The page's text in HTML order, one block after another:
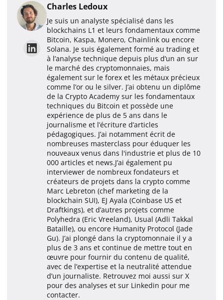
Charles Ledoux
Je suis un analyste spécialisé dans les
blockchains L1 et leurs fondamentaux comme
Bitcoin, Kaspa, Monero, Chainlink ou encore
Solana. Je suis également formé au trading et
à l’analyse technique depuis plus d’un an sur
le marché des cryptomonnaies, mais
également sur le forex et les métaux précieux
comme l’or ou le silver. J’ai obtenu un diplôme
de la Crypto Academy sur les fondamentaux
techniques du Bitcoin et possède une
expérience de plus de 5 ans dans le
journalisme et l’écriture d’articles
pédagogiques. J’ai notamment écrit de
nombreuses masterclass pour éduquer les
nouveaux venus dans l'industrie et plus de 10
000 articles et news.J’ai également pu
interviewer de nombreux fondateurs et
créateurs de projets dans la crypto comme
Marc Lebreton (chef marketing de la
blockchain SUI), EJ Ayala (Coinbase US et
Draftkings), et d’autres projets comme
Polyhedra (Eric Vreeland), Usual (Adli Takkal
Bataille), ou encore Humanity Protocol (Jade
Gu). J’ai plongé dans la cryptomonnaie il y a
plus de 3 ans et continue de mettre tout en
œuvre pour fournir du contenu de qualité,
avec de l’expertise et la neutralité attendue
d’un journaliste. Retrouvez moi aussi sur X
pour des analyses et sur Linkedin pour me
contacter.